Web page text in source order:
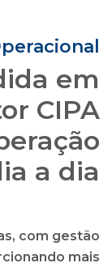
a dia
com gestão
mais
assuntos que
condomínio.